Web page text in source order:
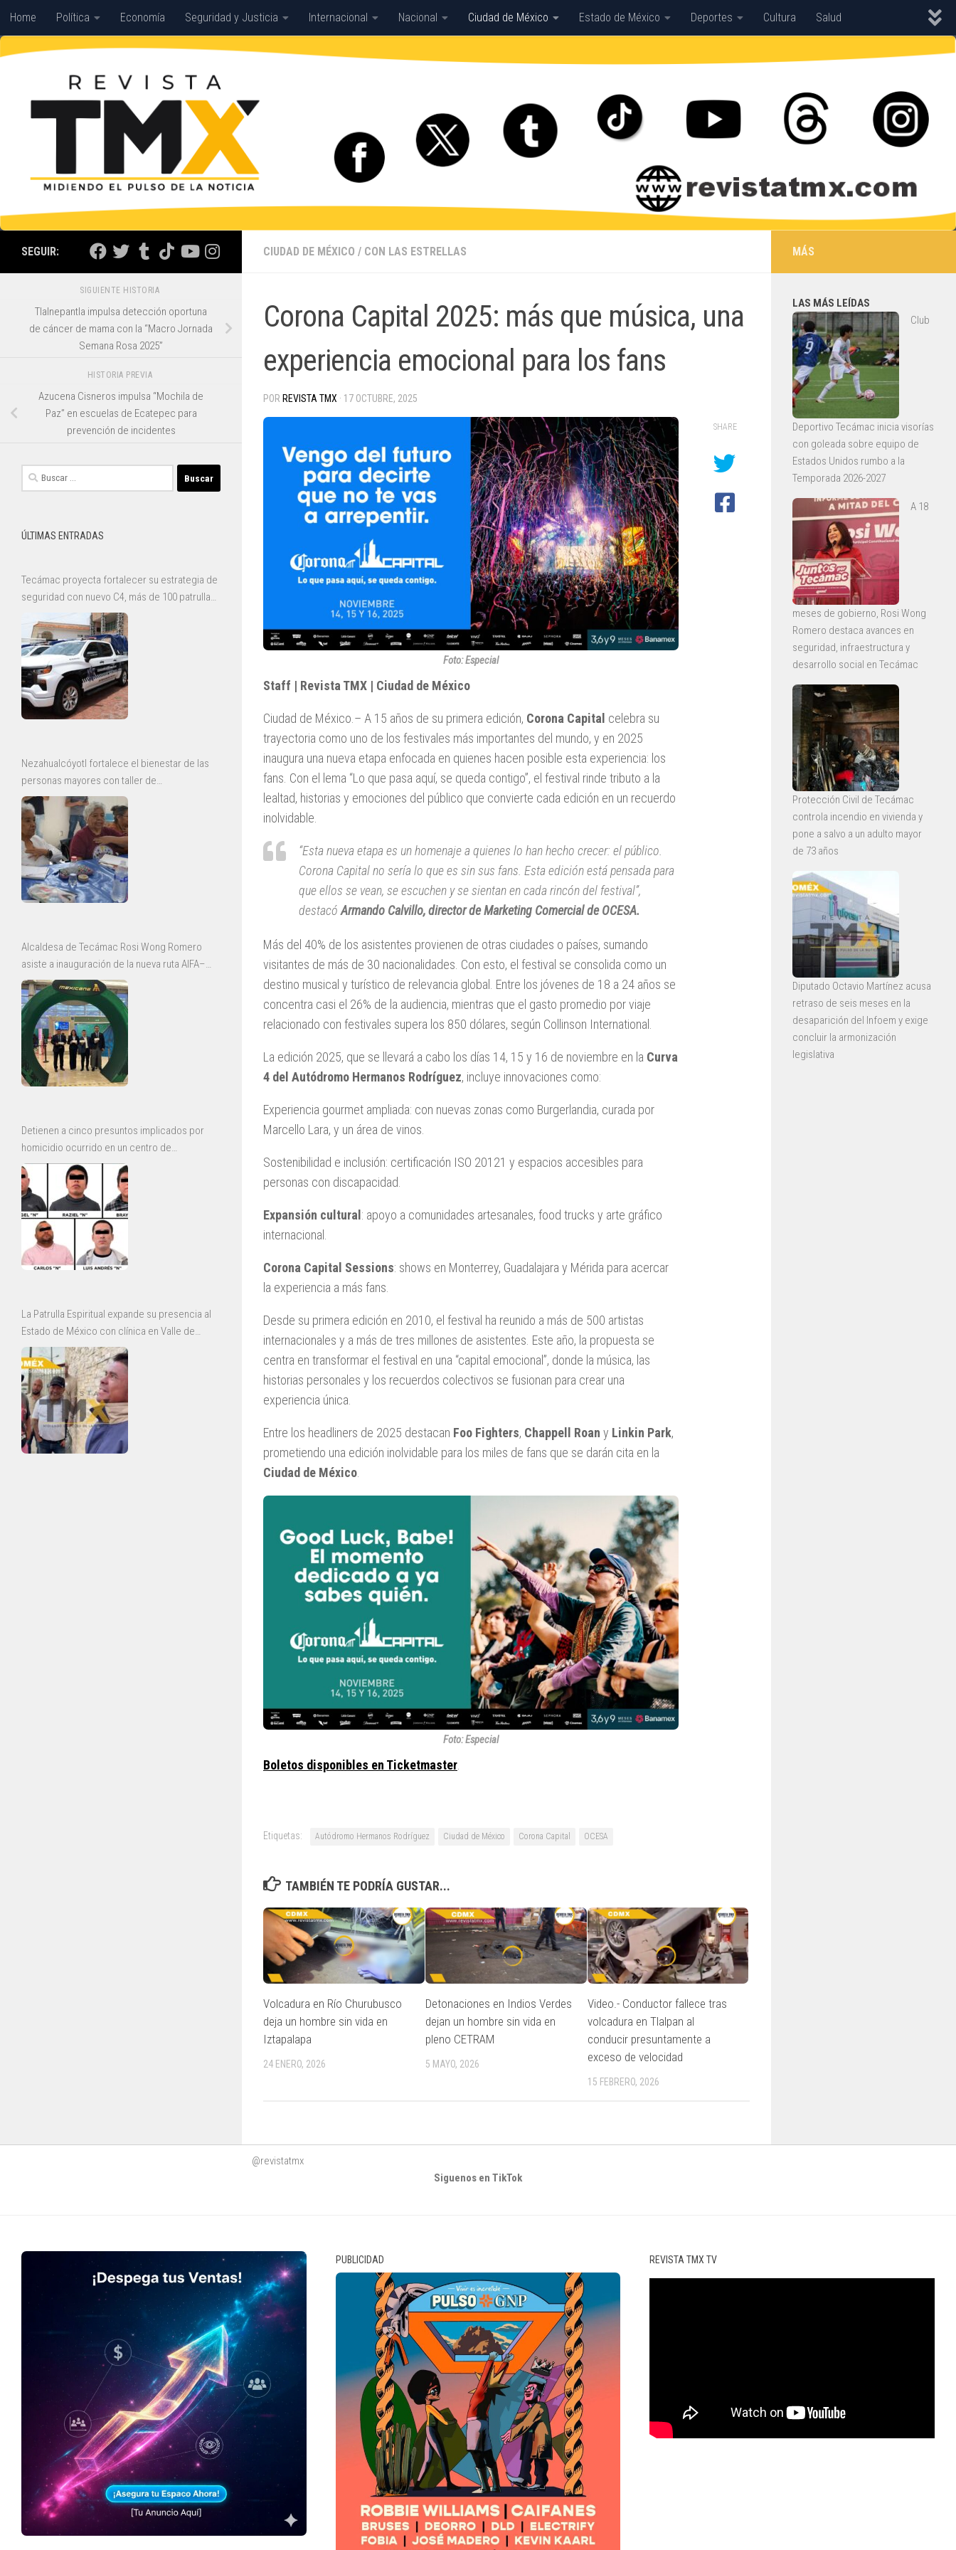
Saltar al contenido
Home Política Economía Seguridad y Justicia Internacional Nacional Ciudad de México Estado de México Deportes Cultura Salud
Con las Estrellas
CIUDAD DE MÉXICO / CON LAS ESTRELLAS
Corona Capital 2025: más que música, una
experiencia emocional para los fans
POR REVISTA TMX · 17 OCTUBRE, 2025
Foto: Especial
Staff | Revista TMX | Ciudad de México
Ciudad de México.– A 15 años de su primera edición, Corona Capital celebra su
trayectoria como uno de los festivales más importantes del mundo, y en 2025
inaugura una nueva etapa enfocada en quienes hacen posible esta experiencia: los
fans. Con el lema “Lo que pasa aquí, se queda contigo”, el festival rinde tributo a la
lealtad, historias y emociones del público que convierte cada edición en un recuerdo
inolvidable.
“Esta nueva etapa es un homenaje a quienes lo han hecho crecer: el público.
Corona Capital no sería lo que es sin sus fans. Esta edición está pensada para
que ellos se vean, se escuchen y se sientan en cada rincón del festival”,
destacóArmando Calvillo, director de Marketing Comercial de OCESA.
Más del 40% de los asistentes provienen de otras ciudades o países, sumando
visitantes de más de 30 nacionalidades. Con esto, el festival se consolida como un
destino musical y turístico de relevancia global. Entre los jóvenes de 18 a 24 años se
concentra casi el 26% de la audiencia, mientras que el gasto promedio por viaje
relacionado con festivales supera los 850 dólares, según Collinson International.
La edición 2025, que se llevará a cabo los días 14, 15 y 16 de noviembre en la Curva
4 del Autódromo Hermanos Rodríguez, incluye innovaciones como:
Experiencia gourmet ampliada: con nuevas zonas como Burgerlandia, curada por
Marcello Lara, y un área de vinos.
Sostenibilidad e inclusión: certificación ISO 20121 y espacios accesibles para
personas con discapacidad.
Expansión cultural : apoyo a comunidades artesanales, food trucks y arte gráfico
internacional.
Corona Capital Sessions: shows en Monterrey, Guadalajara y Mérida para acercar
la experiencia a más fans.
Desde su primera edición en 2010, el festival ha reunido a más de 500 artistas
internacionales y a más de tres millones de asistentes. Este año, la propuesta se
centra en transformar el festival en una “capital emocional”, donde la música, las
historias personales y los recuerdos colectivos se fusionan para crear una
experiencia única.
Entre los headliners de 2025 destacan Foo Fighters, Chappell Roan y Linkin Park,
prometiendo una edición inolvidable para los miles de fans que se darán cita en la
Ciudad de México.
Foto: Especial
Boletos disponibles en Ticketmaster
SHARE
Etiquetas: Autódromo Hermanos Rodríguez Ciudad de México Corona Capital OCESA
TAMBIÉN TE PODRÍA GUSTAR...
Volcadura en Río Churubusco
deja un hombre sin vida en
Iztapalapa
24 ENERO, 2026
Detonaciones en Indios Verdes
dejan un hombre sin vida en
pleno CETRAM
5 MAYO, 2026
Video.- Conductor fallece tras
volcadura en Tlalpan al
conducir presuntamente a
exceso de velocidad
15 FEBRERO, 2026
SEGUIR:
SIGUIENTE HISTORIA
Tlalnepantla impulsa detección oportuna
de cáncer de mama con la “Macro Jornada
Semana Rosa 2025”
HISTORIA PREVIA
Azucena Cisneros impulsa “Mochila de
Paz” en escuelas de Ecatepec para
prevención de incidentes
Buscar:
ÚLTIMAS ENTRADAS
Tecámac proyecta fortalecer su estrategia de
seguridad con nuevo C4, más de 100 patrullas
y mejoras para la Guardia Civil
Nezahualcóyotl fortalece el bienestar de las
personas mayores con taller de
envejecimiento saludable
Alcaldesa de Tecámac Rosi Wong Romero
asiste a inauguración de la nueva ruta AIFA–
Bajío de Mexicana
Detienen a cinco presuntos implicados por
homicidio ocurrido en un centro de
rehabilitación de Ecatepec
La Patrulla Espiritual expande su presencia al
Estado de México con clínica en Valle de
Chalco y jornadas de rescate en Ecatepec
MÁS
LAS MÁS LEÍDAS
Club
Deportivo Tecámac inicia visorías
con goleada sobre equipo de
Estados Unidos rumbo a la
Temporada 2026-2027
A 18
meses de gobierno, Rosi Wong
Romero destaca avances en
seguridad, infraestructura y
desarrollo social en Tecámac
Protección Civil de Tecámac
controla incendio en vivienda y
pone a salvo a un adulto mayor
de 73 años
Diputado Octavio Martínez acusa
retraso de seis meses en la
desaparición del Infoem y exige
concluir la armonización
legislativa
@revistatmx
Siguenos en TikTok
PUBLICIDAD REVISTA TMX TV